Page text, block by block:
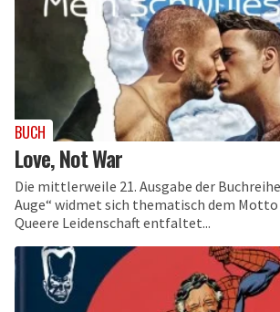
BUCH
Love, Not War
Die mittlerweile 21. Ausgabe der
Auge“ widmet sich thematisch dem Motto
Queere Leidenschaft entfaltet...